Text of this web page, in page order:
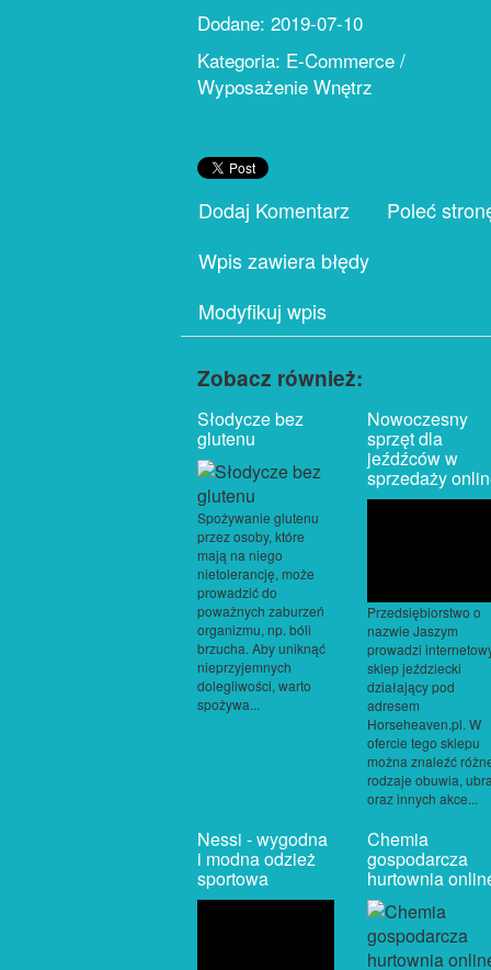
Dodane: 2019-07-10
Kategoria: E-Commerce /
Wyposażenie Wnętrz
Dodaj Komentarz
Poleć
Wpis zawiera błędy
Modyfikuj wpis
Zobacz również:
Słodycze bez
glutenu
Spożywanie glutenu
przez osoby, które
mają na niego
nietolerancję, może
prowadzić do
poważnych zaburzeń
organizmu, np. bóli
brzucha. Aby uniknąć
nieprzyjemnych
dolegliwości, warto
spożywa...
Nowoczesny
sprzęt dla
jeźdźców w
sprzedaży
Przedsiębiorstwo o
nazwie Jaszym
prowadzi
sklep jeździecki
działający pod
adresem
Horseheaven.pl. W
ofercie tego sklepu
można znaleźć
rodzaje obuwia,
oraz innych akce...
Nessi - wygodna
i modna odzież
sportowa
Chemia
gospodarcza
hurtownia